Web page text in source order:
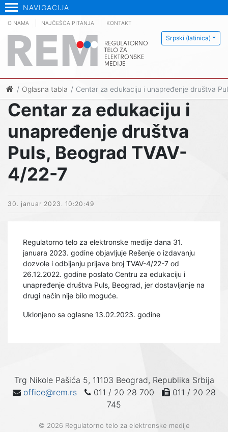
NAVIGACIJA
Srpski (latinica)
O NAMA NAJČEŠĆA PITANJA KONTAKT
Oglasna tabla Centar za edukaciju i unapređenje društva
Centar za edukaciju i
unapređenje društva
Puls, Beograd TVAV-
4/22-7
30. januar 2023. 10:20:49
Regulatorno telo za elektronske medije dana 31.
januara 2023. godine objavljuje Rešenje o izdavanju
dozvole i odbijanju prijave broj TVAV-4/22-7 od
26.12.2022. godine poslato Centru za edukaciju i
unapređenje društva Puls, Beograd, jer dostavljanje na
drugi način nije bilo moguće.
Uklonjeno sa oglasne 13.02.2023. godine
Trg Nikole Pašića 5, 11103 Beograd, Republika Srbija
office@rem.rs
011 / 20 28 700
011 / 20 28
745
© 2026 Regulatorno telo za elektronske medije